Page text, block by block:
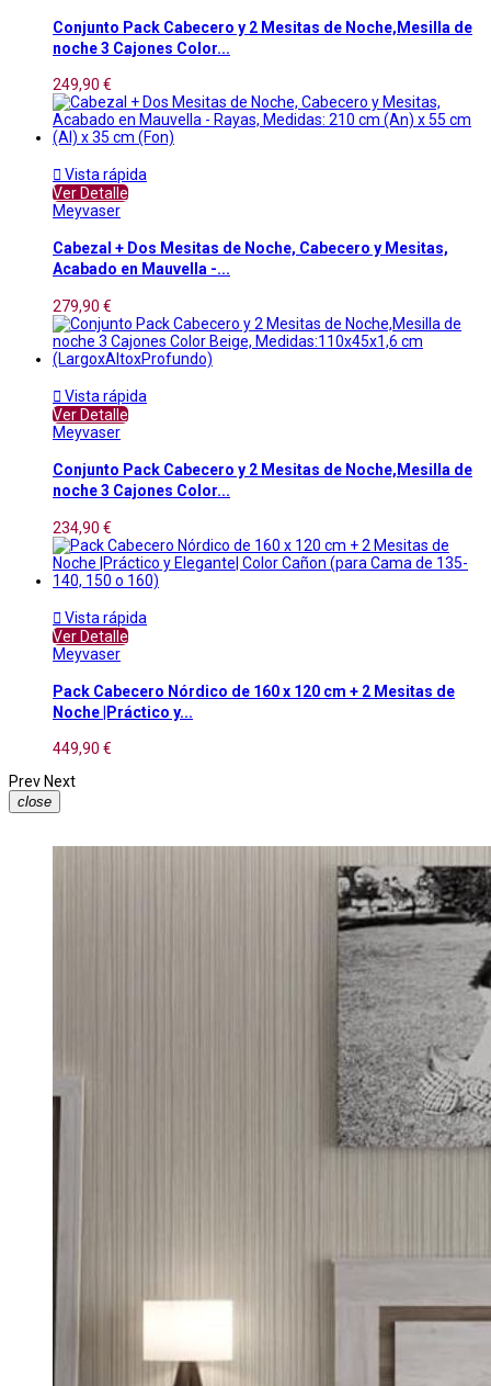
Conjunto Pack Cabecero y 2 Mesitas de Noche,Mesilla de
noche 3 Cajones Color...
249,90 €
 Vista rápida
Ver Detalle
Meyvaser
Cabezal + Dos Mesitas de Noche, Cabecero y Mesitas,
Acabado en Mauvella -...
279,90 €
 Vista rápida
Ver Detalle
Meyvaser
Conjunto Pack Cabecero y 2 Mesitas de Noche,Mesilla de
noche 3 Cajones Color...
234,90 €
 Vista rápida
Ver Detalle
Meyvaser
Pack Cabecero Nórdico de 160 x 120 cm + 2 Mesitas de
Noche |Práctico y...
449,90 €
Prev Next
close